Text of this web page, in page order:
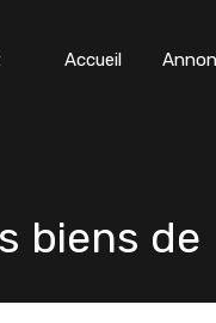
Accueil
biens de